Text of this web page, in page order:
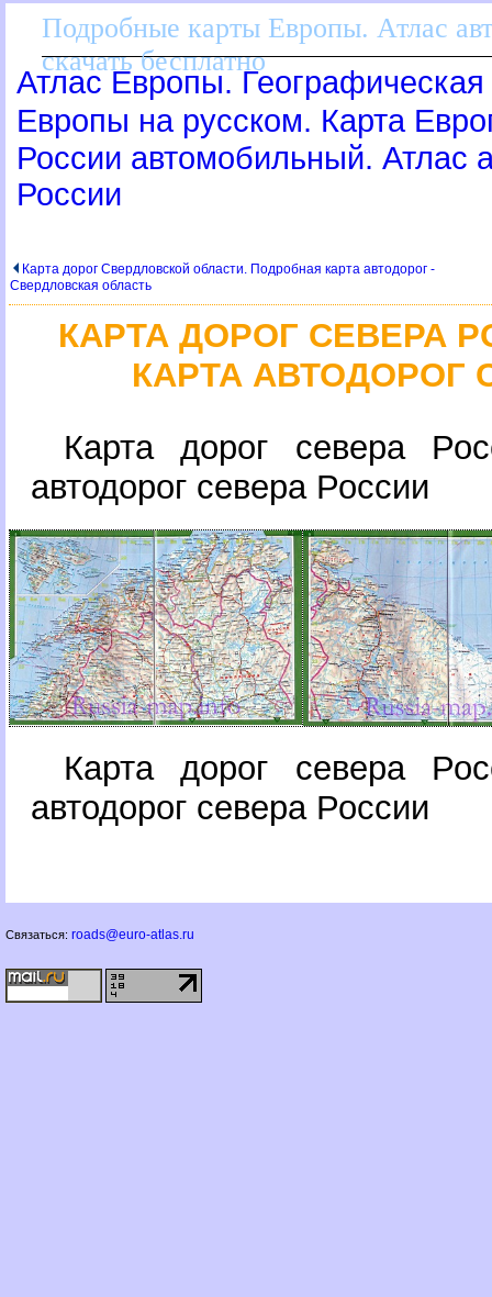
Подробные карты Европы. Атлас
скачать бесплатно
Атлас Европы. Географическая
Европы на русском. Карта
России автомобильный. Атлас
России
Карта дорог Свердловской области. Подробная карта автодорог -
Свердловская область
КАРТА ДОРОГ СЕВЕРА
КАРТА АВТОДОРОГ
Карта дорог севера
автодорог севера России
Карта дорог севера
автодорог севера России
Связаться: roads@euro-atlas.ru